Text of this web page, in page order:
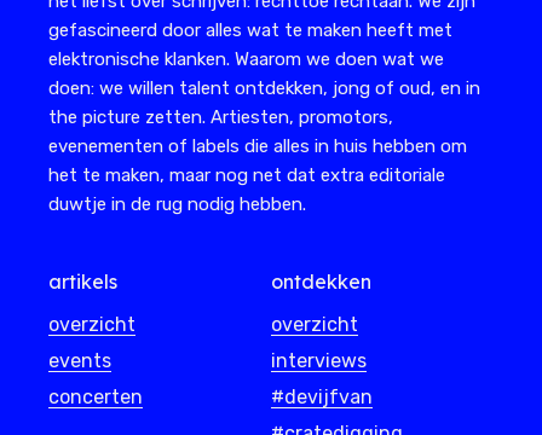
gefascineerd door alles wat te maken heeft met
elektronische klanken. Waarom we doen wat we
doen: we willen talent ontdekken, jong of oud, en in
the picture zetten. Artiesten, promotors,
evenementen of labels die alles in huis hebben om
het te maken, maar nog net dat extra editoriale
duwtje in de rug nodig hebben.
artikels
overzicht
events
concerten
ontdekken
overzicht
interviews
#devijfvan